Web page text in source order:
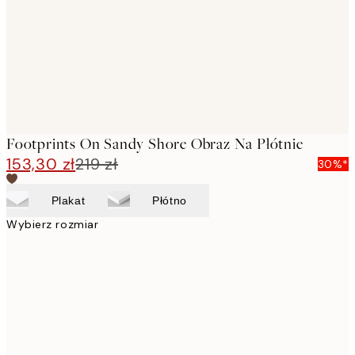
Footprints On Sandy Shore Obraz Na Płótnie
153,30 zł219 zł 30%*
Plakat Płótno
Wybierz rozmiar